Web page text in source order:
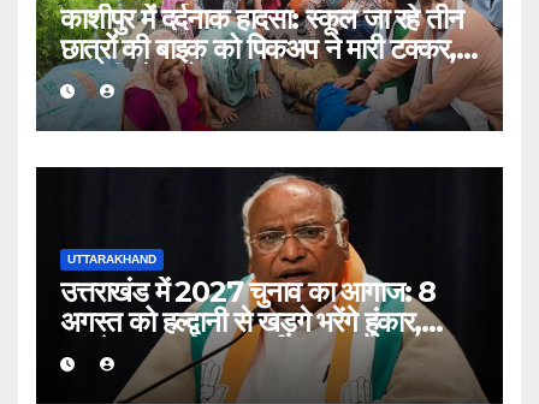
काशीपुर में दर्दनाक हादसा: स्कूल जा रहे तीन
छात्रों की बाइक को पिकअप ने मारी टक्कर,
एक की मौत, दो घायल
UTTARAKHAND
उत्तराखंड में 2027 चुनाव का आगाज: 8
अगस्त को हल्द्वानी से खड़गे भरेंगे हुंकार,
कांग्रेस का शक्ति प्रदर्शन